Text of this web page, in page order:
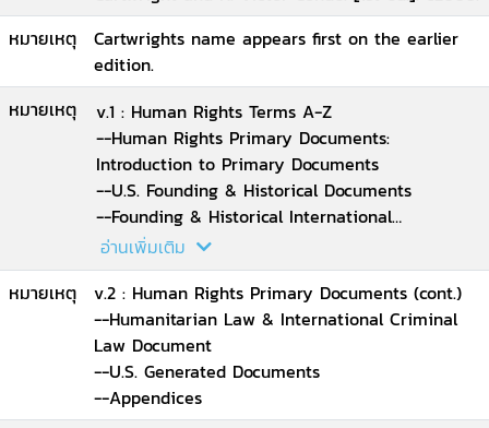
หมายเหตุ
Cartwrights name appears first on the earlier
edition.
หมายเหตุ
v.1 : Human Rights Terms A-Z
--Human Rights Primary Documents:
Introduction to Primary Documents
--U.S. Founding & Historical Documents
--Founding & Historical International
Documents
--U.N. Related Documents
--International Labour Organization Documents
--Organization of American States Documents
--Organization for Security & Cooperation in
Europe Document.
อ่านเพิ่มเติม
หมายเหตุ
v.2 : Human Rights Primary Documents (cont.)
--Humanitarian Law & International Criminal
Law Document
--U.S. Generated Documents
--Appendices